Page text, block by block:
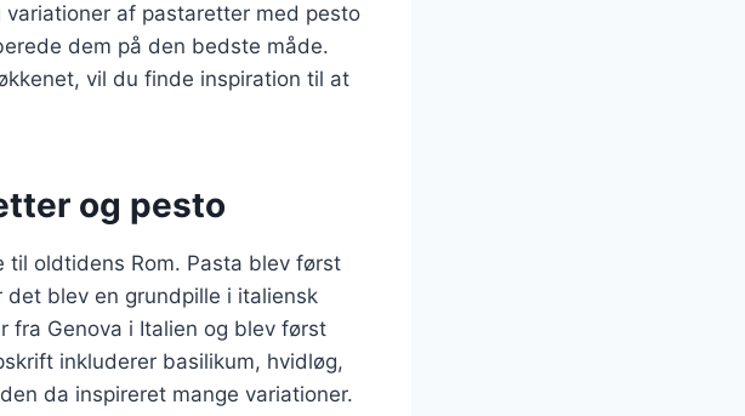
af pastaretter med pesto
dem på den bedste måde.
vil du finde inspiration til at
og pesto
til oldtidens Rom. Pasta blev først
blev en grundpille i italiensk
fra Genova i Italien og blev først
inkluderer basilikum, hvidløg,
da inspireret mange variationer.